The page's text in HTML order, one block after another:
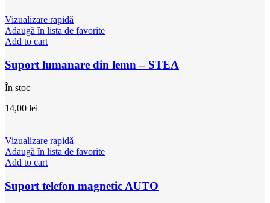
Vizualizare rapidă
Adaugă în lista de favorite
Add to cart
Suport lumanare din lemn – STEA
În stoc
14,00 lei
Vizualizare rapidă
Adaugă în lista de favorite
Add to cart
Suport telefon magnetic AUTO